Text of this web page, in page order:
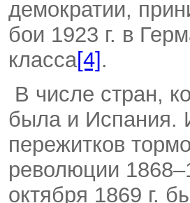
демократии,
бои 1923 г. в
класса[4] .
В числе стран,
была и Испания.
пережитков
революции
октября 1869 г.